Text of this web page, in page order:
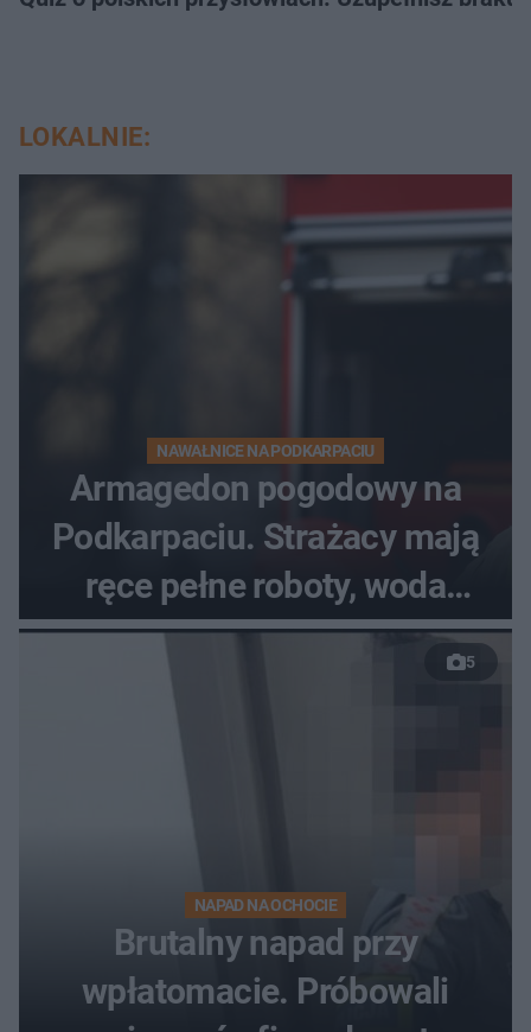
LOKALNIE:
NAWAŁNICE NA PODKARPACIU
Armagedon pogodowy na
Podkarpaciu. Strażacy mają
ręce pełne roboty, woda
zalewa posesje i budynki
5
NAPAD NA OCHOCIE
Brutalny napad przy
wpłatomacie. Próbowali